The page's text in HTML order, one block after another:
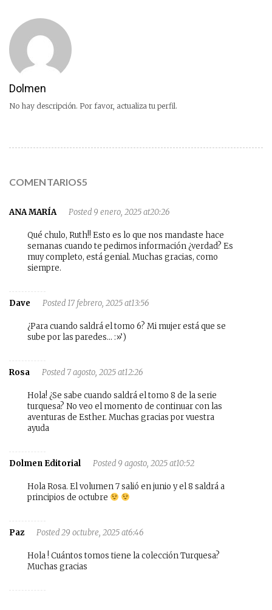
Dolmen
No hay descripción. Por favor, actualiza tu perfil.
COMENTARIOS5
ANA MARÍA Posted 9 enero, 2025 at20:26
Qué chulo, Ruth!! Esto es lo que nos mandaste hace
semanas cuando te pedimos información ¿verdad? Es
muy completo, está genial. Muchas gracias, como
siempre.
Dave Posted 17 febrero, 2025 at13:56
¿Para cuando saldrá el tomo 6? Mi mujer está que se
sube por las paredes… :»’)
Rosa Posted 7 agosto, 2025 at12:26
Hola! ¿Se sabe cuando saldrá el tomo 8 de la serie
turquesa? No veo el momento de continuar con las
aventuras de Esther. Muchas gracias por vuestra
ayuda
Dolmen Editorial Posted 9 agosto, 2025 at10:52
Hola Rosa. El volumen 7 salió en junio y el 8 saldrá a
principios de octubre
Paz Posted 29 octubre, 2025 at6:46
Hola ! Cuántos tomos tiene la colección Turquesa?
Muchas gracias